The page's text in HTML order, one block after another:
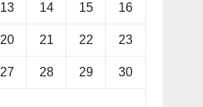
13 14 15 16
20 21 22 23
27 28 29 30